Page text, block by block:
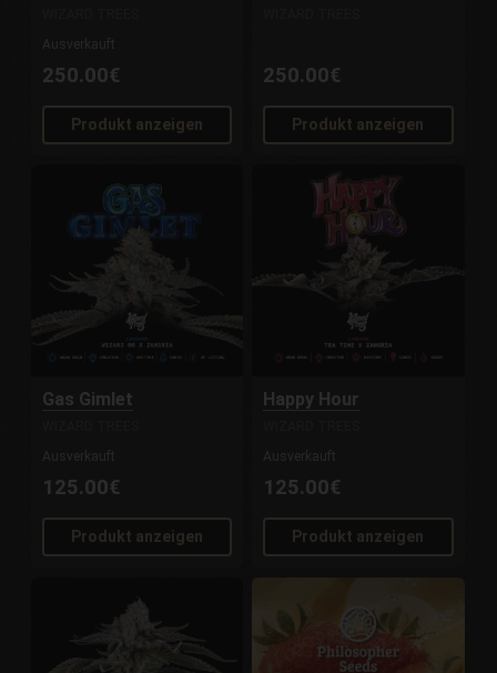
Ausverkauft
250.00€
Produkt anzeigen
250.00€
Produkt anzeigen
Gas Gimlet
Ausverkauft
125.00€
Produkt anzeigen
Happy Hour
Ausverkauft
125.00€
Produkt anzeigen